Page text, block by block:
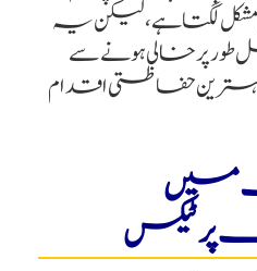
مشکل لگتا ہے، لیکن یہ
پر خالی ہونے سے
حفاظتی اقدام
میں
پر ٹیکس